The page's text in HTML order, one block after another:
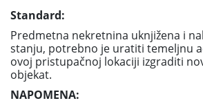
Standard:
Predmetna nekretnina uknjižena i
stanju, potrebno je uratiti temeljnu
ovoj pristupačnoj lokaciji izgraditi
objekat.
NAPOMENA: